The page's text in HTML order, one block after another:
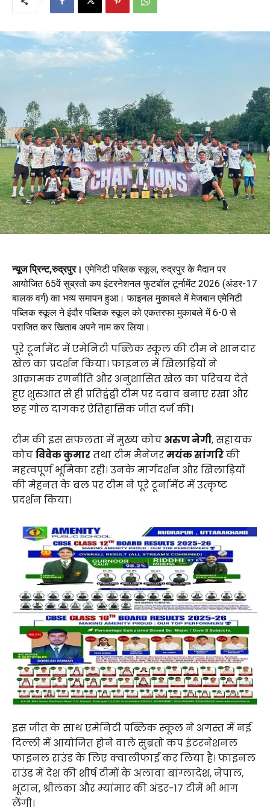
न्यूज प्रिन्ट,रुद्रपुर।एमेनिटी पब्लिक स्कूल, रुद्रपुर के मैदान पर
आयोजित 65वें सुब्रतो कप इंटरनेशनल फुटबॉल टूर्नामेंट 2026 (अंडर-17
बालक वर्ग) का भव्य समापन हुआ। फाइनल मुकाबले में मेजबान एमेनिटी
पब्लिक स्कूल ने इंदौर पब्लिक स्कूल को एकतरफा मुकाबले में 6-0 से
पराजित कर खिताब अपने नाम कर लिया।
पूरे टूर्नामेंट में एमेनिटी पब्लिक स्कूल की टीम ने शानदार
खेल का प्रदर्शन किया। फाइनल में खिलाड़ियों ने
आक्रामक रणनीति और अनुशासित खेल का परिचय देते
हुए शुरुआत से ही प्रतिद्वंद्वी टीम पर दबाव बनाए रखा और
छह गोल दागकर ऐतिहासिक जीत दर्ज की।
टीम की इस सफलता में मुख्य कोचअरुण नेगी, सहायक
कोचविवेक कुमारतथा टीम मैनेजरमयंक सांगरिकी
महत्वपूर्ण भूमिका रही। उनके मार्गदर्शन और खिलाड़ियों
की मेहनत के बल पर टीम ने पूरे टूर्नामेंट में उत्कृष्ट
प्रदर्शन किया।
इस जीत के साथ एमेनिटी पब्लिक स्कूल ने अगस्त में नई
दिल्ली में आयोजित होने वाले सुब्रतो कप इंटरनेशनल
फाइनल राउंड के लिए क्वालीफाई कर लिया है। फाइनल
राउंड में देश की शीर्ष टीमों के अलावा बांग्लादेश, नेपाल,
भूटान, श्रीलंका और म्यांमार की अंडर-17 टीमें भी भाग
लेंगी।